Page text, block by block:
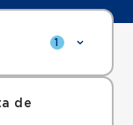
1
de